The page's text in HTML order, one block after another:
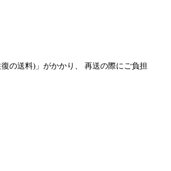
の送料)」がかかり、 再送の際にご負担